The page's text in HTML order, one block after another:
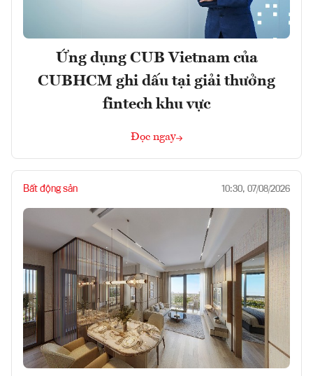
Ứng dụng CUB Vietnam của
CUBHCM ghi dấu tại giải thưởng
fintech khu vực
Đọc ngay
Bất động sản 10:30, 07/08/2026